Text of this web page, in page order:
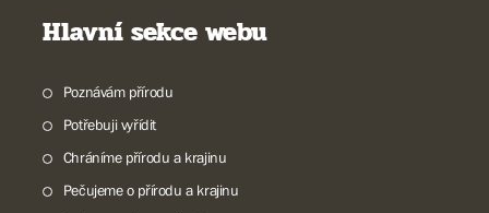
Hlavní sekce webu
Poznávám přírodu
Potřebuji vyřídit
Chráníme přírodu a krajinu
Pečujeme o přírodu a krajinu